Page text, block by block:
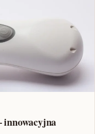
innowacyjna